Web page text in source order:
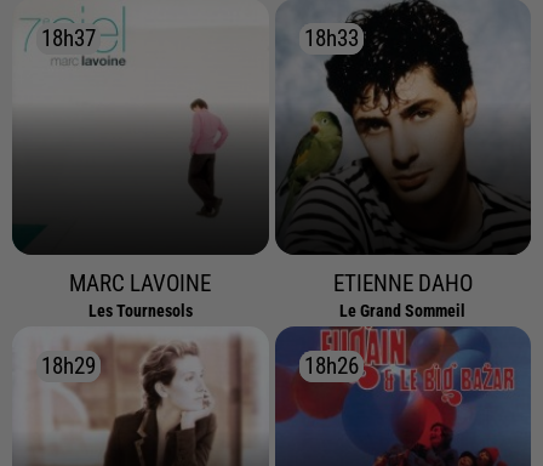
18h37
18h37
MARC LAVOINE
Les Tournesols
18h33
18h33
ETIENNE DAHO
Le Grand Sommeil
18h29
18h29 18h26
18h26